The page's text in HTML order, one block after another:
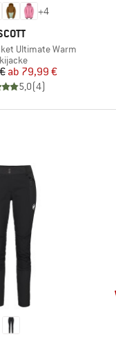
+4
Ultimate Warm
Preis
reduzierter Preis
ab 79,99 €
5,0(4)